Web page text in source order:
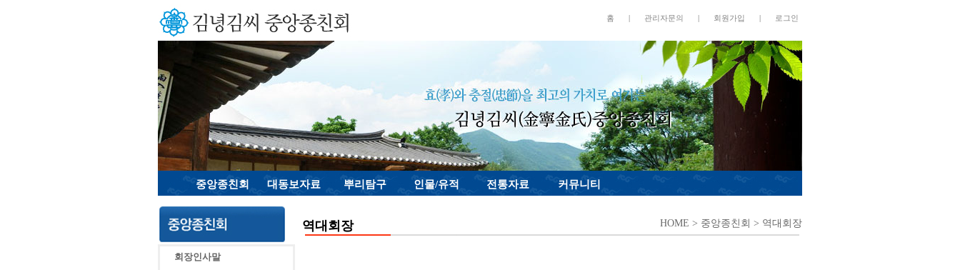
로그인
|
회원가입
|
관리자문의
|
홈
중앙종친회 대동보자료 뿌리탐구 인물/유적 전통자료 커뮤니티
회장인사말
역대회장 HOME > 중앙종친회 > 역대회장